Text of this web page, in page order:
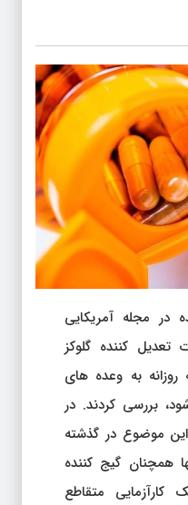
در مجله آمریکایی
تعدیل کننده گلوکز
روزانه به وعده های
بررسی کردند. در
موضوع در گذشته
همچنان گیج کننده
متقاطع